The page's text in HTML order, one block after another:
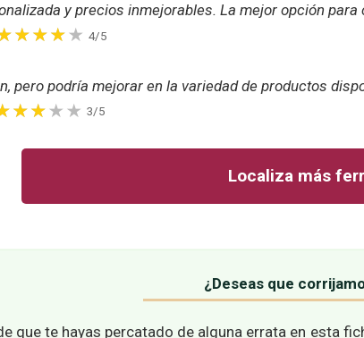
y precios inmejorables. La mejor opción para
4/5
pero podría mejorar en la variedad de productos
3/5
Localiza más
¿Deseas que
que te hayas percatado de alguna errata en esta